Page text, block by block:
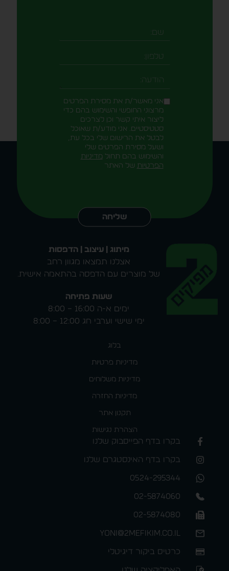
שם
טלפון
הודעה
אני מאשר/ת את מסירת הפרטים
מרצוני החופשי והשימוש בהם כדי
ליצור איתי קשר וכן לצרכים
סטטיסטיים. אני מודע/ת שאוכל
לבטל את הרישום שלי בכל עת,
ושעל מסירת הפרטים שלי
והשימוש בהם תחול מדיניות
הפרטיות של האתר
שליחה
מיתוג | עיצוב | הדפסות
אצלנו תמצאו מגוון רחב
של מוצרים עם הדפסה בהתאמה אישית.
שעות פתיחה
ימים א-ה 16:00 – 8:00
ימי שישי וערבי חג 12:00 – 8:00
בלוג
מדיניות פרטיות
מדיניות משלוחים
מדיניות החזרה
תקנון אתר
הצהרת נגישות
בקרו בדף הפייסבוק שלנו
בקרו בדף האינסטגרם שלנו
0524-295344
02-5874060
02-5874080
yoni@2mefikim.co.il
כרטיס ביקור דיגיטלי